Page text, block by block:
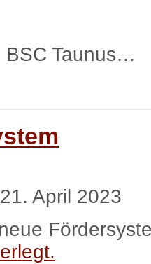
BSC Taunus…
April 2023